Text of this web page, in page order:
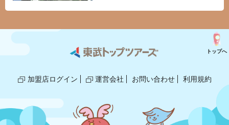
加盟店ログイン 運営会社 お問い合わせ 利用規約
トップへ